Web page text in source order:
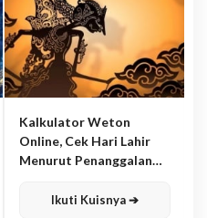
Kalkulator Weton
Online, Cek Hari Lahir
Menurut Penanggalan
Ikuti Kuisnya ➔